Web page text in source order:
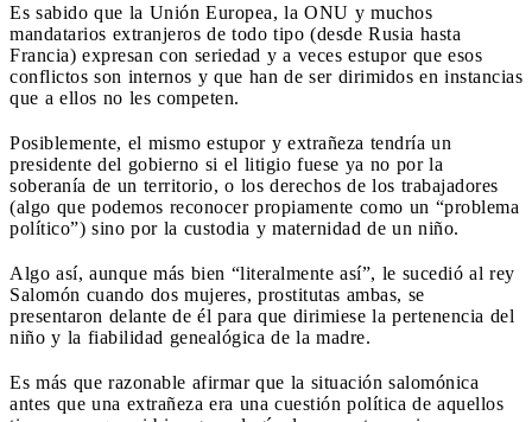
Es sabido que la Unión Europea, la ONU y muchos
mandatarios extranjeros de todo tipo (desde Rusia hasta
Francia) expresan con seriedad y a veces estupor que esos
conflictos son internos y que han de ser dirimidos en instancias
que a ellos no les competen.
Posiblemente, el mismo estupor y extrañeza tendría un
presidente del gobierno si el litigio fuese ya no por la
soberanía de un territorio, o los derechos de los trabajadores
(algo que podemos reconocer propiamente como un “problema
político”) sino por la custodia y maternidad de un niño.
Algo así, aunque más bien “literalmente así”, le sucedió al rey
Salomón cuando dos mujeres, prostitutas ambas, se
presentaron delante de él para que dirimiese la pertenencia del
niño y la fiabilidad genealógica de la madre.
Es más que razonable afirmar que la situación salomónica
antes que una extrañeza era una cuestión política de aquellos